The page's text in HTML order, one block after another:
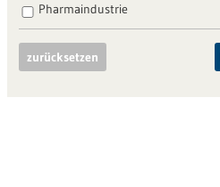
Pharmaindustrie
zurücksetzen